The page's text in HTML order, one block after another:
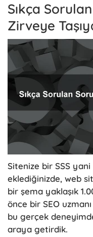
Sıkça
Zirveye
Sitenize bir SSS yani
eklediğinizde, web
bir şema yaklaşık
önce bir SEO
bu gerçek
araya getirdik.